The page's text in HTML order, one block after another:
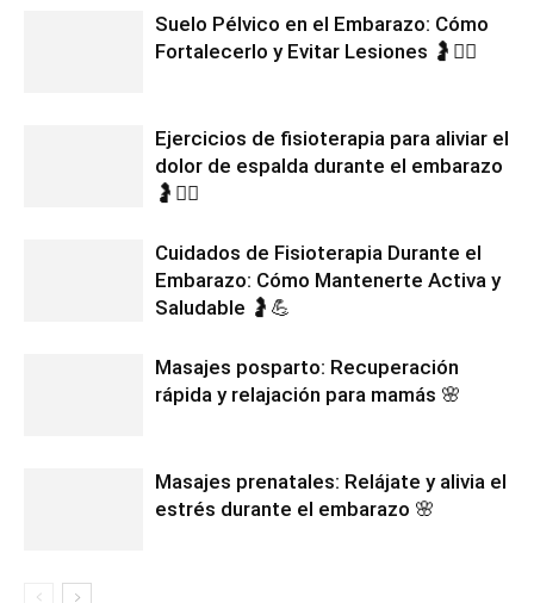
Suelo Pélvico en el Embarazo: Cómo
Fortalecerlo y Evitar Lesiones 🤰🧘‍♀️
Ejercicios de fisioterapia para aliviar el
dolor de espalda durante el embarazo
🤰🧘‍♀️
Cuidados de Fisioterapia Durante el
Embarazo: Cómo Mantenerte Activa y
Saludable 🤰💪
Masajes posparto: Recuperación
rápida y relajación para mamás 🌸
Masajes prenatales: Relájate y alivia el
estrés durante el embarazo 🌸